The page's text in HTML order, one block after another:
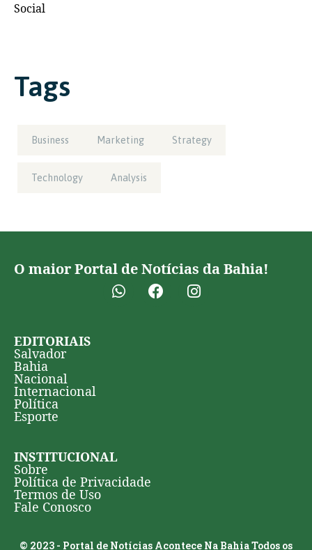
Social
Tags
Business Marketing Strategy
Technology Analysis
O maior Portal de Notícias da Bahia!
EDITORIAIS
Salvador
Bahia
Nacional
Internacional
Política
Esporte
INSTITUCIONAL
Sobre
Política de Privacidade
Termos de Uso
Fale Conosco
© 2023 - Portal de Notícias Acontece Na Bahia Todos os